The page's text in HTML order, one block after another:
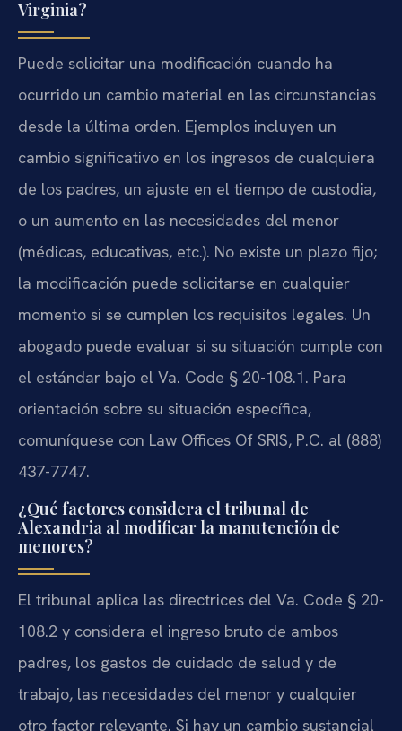
Virginia?
Puede solicitar una modificación cuando ha
ocurrido un cambio material en las circunstancias
desde la última orden. Ejemplos incluyen un
cambio significativo en los ingresos de cualquiera
de los padres, un ajuste en el tiempo de custodia,
o un aumento en las necesidades del menor
(médicas, educativas, etc.). No existe un plazo fijo;
la modificación puede solicitarse en cualquier
momento si se cumplen los requisitos legales. Un
abogado puede evaluar si su situación cumple con
el estándar bajo el Va. Code § 20-108.1. Para
orientación sobre su situación específica,
comuníquese con Law Offices Of SRIS, P.C. al (888)
437-7747.
¿Qué factores considera el tribunal de
Alexandria al modificar la manutención de
menores?
El tribunal aplica las directrices del Va. Code § 20-
108.2 y considera el ingreso bruto de ambos
padres, los gastos de cuidado de salud y de
trabajo, las necesidades del menor y cualquier
otro factor relevante. Si hay un cambio sustancial